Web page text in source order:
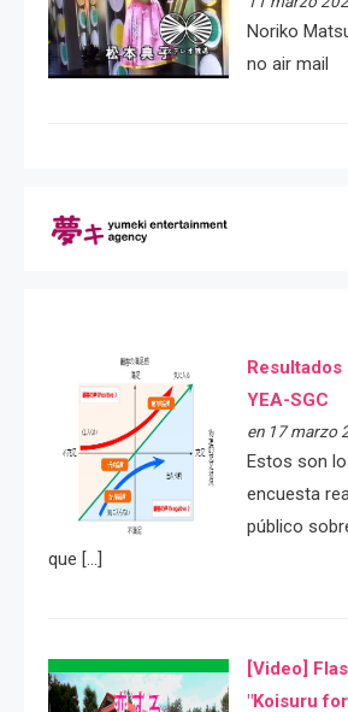
Noriko
no air mail
YEA-SGC
en 17 marzo
Estos son
encuesta
público
que […]
[Video]
"Koisuru